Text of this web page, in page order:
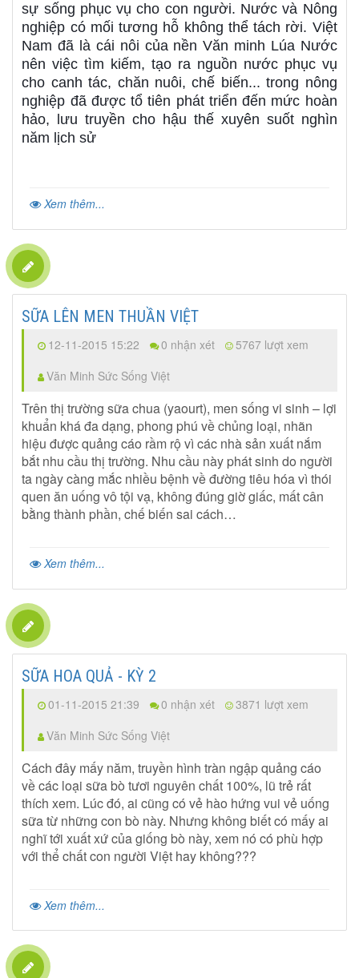
sự sống phục vụ cho con người. Nước và Nông
nghiệp có mối tương hỗ không thể tách rời. Việt
Nam đã là cái nôi của nền Văn minh Lúa Nước
nên việc tìm kiếm, tạo ra nguồn nước phục vụ
cho canh tác, chăn nuôi, chế biến... trong nông
nghiệp đã được tổ tiên phát triển đến mức hoàn
hảo, lưu truyền cho hậu thế xuyên suốt nghìn
năm lịch sử
Xem thêm...
SỮA LÊN MEN THUẦN VIỆT
12-11-2015 15:22 0 nhận xét
5767 lượt xem
Văn Minh Sức Sống Việt
Trên thị trường sữa chua (yaourt), men sống vi sinh – lợi
khuẩn khá đa dạng, phong phú về chủng loại, nhãn
hiệu được quảng cáo rầm rộ vì các nhà sản xuất nắm
bắt nhu cầu thị trường. Nhu cầu này phát sinh do người
ta ngày càng mắc nhiều bệnh về đường tiêu hóa vì thói
quen ăn uống vô tội vạ, không đúng giờ giấc, mất cân
bằng thành phần, chế biến sai cách…
Xem thêm...
SỮA HOA QUẢ - KỲ 2
01-11-2015 21:39 0 nhận xét
3871 lượt xem
Văn Minh Sức Sống Việt
Cách đây mấy năm, truyền hình tràn ngập quảng cáo
về các loại sữa bò tươi nguyên chất 100%, lũ trẻ rất
thích xem. Lúc đó, ai cũng có vẻ hào hứng vui vẻ uống
sữa từ những con bò này. Nhưng không biết có mấy ai
nghĩ tới xuất xứ của giống bò này, xem nó có phù hợp
với thể chất con người Việt hay không???
Xem thêm...